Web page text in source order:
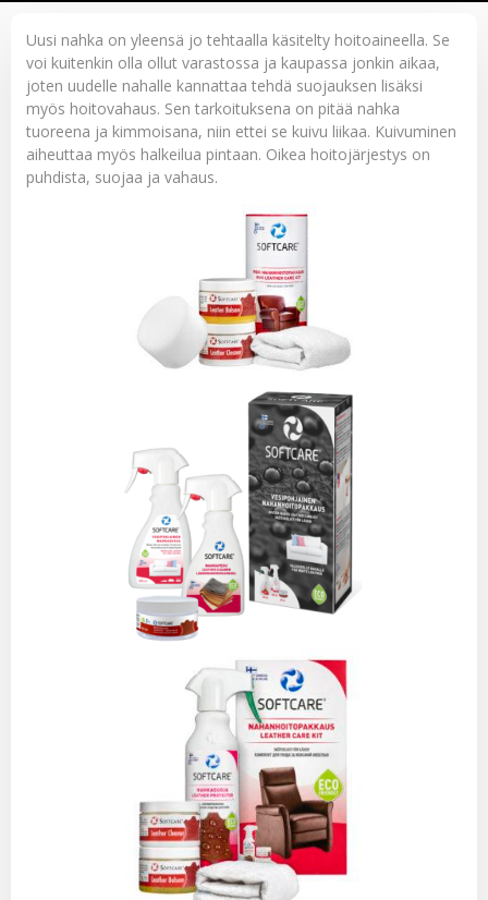
Uusi nahka on yleensä jo tehtaalla käsitelty hoitoaineella. Se
voi kuitenkin olla ollut varastossa ja kaupassa jonkin aikaa,
joten uudelle nahalle kannattaa tehdä suojauksen lisäksi
myös hoitovahaus. Sen tarkoituksena on pitää nahka
tuoreena ja kimmoisana, niin ettei se kuivu liikaa. Kuivuminen
aiheuttaa myös halkeilua pintaan. Oikea hoitojärjestys on
puhdista, suojaa ja vahaus.